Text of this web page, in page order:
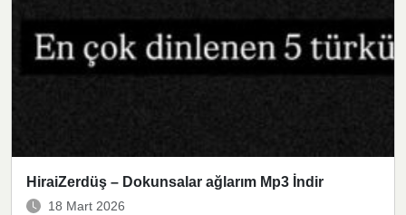
HiraiZerdüş – Dokunsalar ağlarım Mp3 İndir
18 Mart 2026